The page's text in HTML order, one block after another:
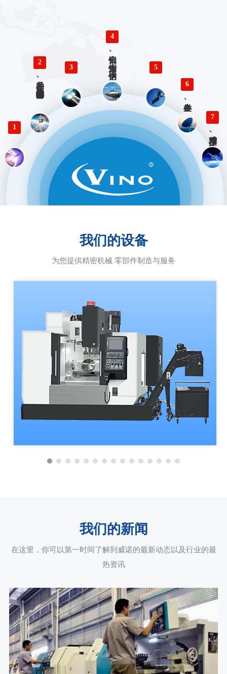
1
2
多品种、小批量精密仪器零部件加工
3
4
铝合金、铜合金、不锈钢、钛合金零件精密加工 5
6
各类生产、检验工装设计与制造
7
精准对接、快速响应 优势服务
我们的设备
为您提供精密机械 零部件制造与服务
我们的新闻
在这里，你可以第一时间了解到威诺的最新动态以及行业的最
热资讯